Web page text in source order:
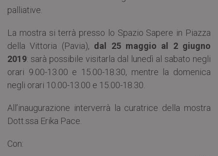
palliative.
La mostra si terrà presso lo Spazio Sapere in Piazza
della Vittoria (Pavia), dal 25 maggio al 2 giugno
2019: sarà possibile visitarla dal lunedì al sabato negli
orari 9.00-13.00 e 15.00-18.30, mentre la domenica
negli orari 10.00-13.00 e 15.00-18.30.
All’inaugurazione interverrà la curatrice della mostra
Dott.ssa Erika Pace.
Con: